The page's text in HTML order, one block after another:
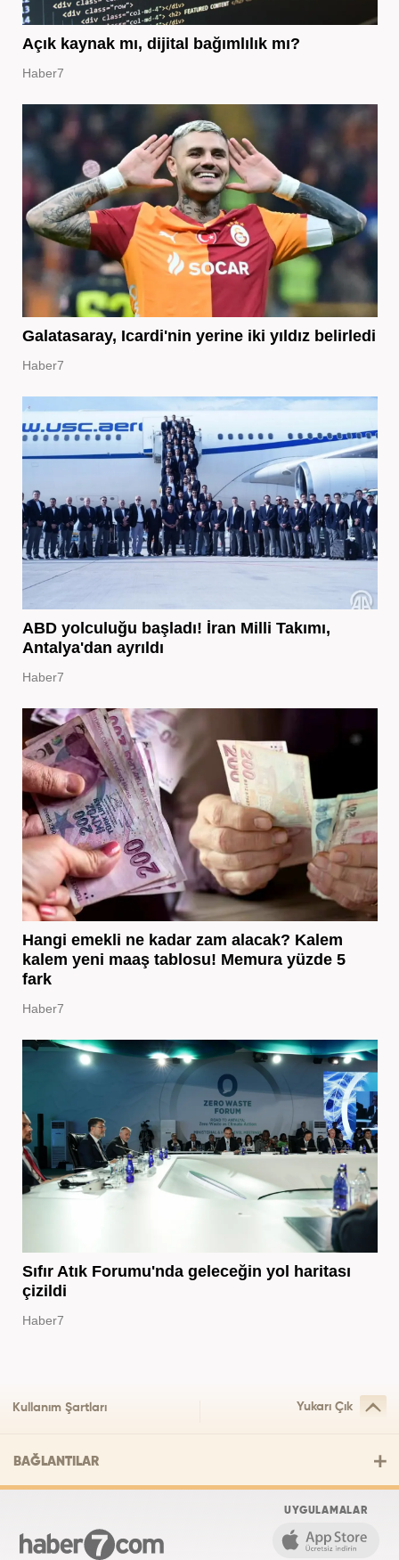
Açık kaynak mı, dijital bağımlılık mı?
Haber7
Galatasaray, Icardi'nin yerine iki yıldız belirledi
Haber7
ABD yolculuğu başladı! İran Milli Takımı,
Antalya'dan ayrıldı
Haber7
Hangi emekli ne kadar zam alacak? Kalem
kalem yeni maaş tablosu! Memura yüzde 5
fark
Haber7
Sıfır Atık Forumu'nda geleceğin yol haritası
çizildi
Haber7
Kullanım Şartları Yukarı Çık
BAĞLANTILAR
UYGULAMALAR